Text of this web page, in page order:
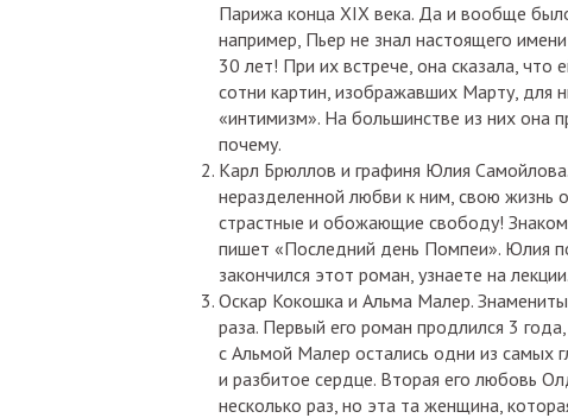
Парижа конца XIX века. Да и вообще
например, Пьер не знал настоящего
30 лет! При их встрече, она сказала,
сотни картин, изображавших Марту, для
«интимизм». На большинстве из них она
почему.
Карл Брюллов и графиня Юлия
неразделенной любви к ним, свою жизнь
страстные и обожающие свободу!
пишет «Последний день Помпеи». Юлия
закончился этот роман, узнаете на лекции.
Оскар Кокошка и Альма Малер.
раза. Первый его роман продлился 3
с Альмой Малер остались одни из самых
и разбитое сердце. Вторая его любовь
несколько раз, но эта та женщина,